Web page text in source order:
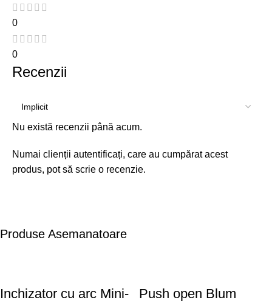
0
0
Recenzii
Nu există recenzii până acum.
Numai clienții autentificați, care au cumpărat acest
produs, pot să scrie o recenzie.
Produse Asemanatoare
Inchizator cu arc Mini-
Push open Blum